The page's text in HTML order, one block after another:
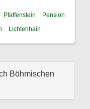
Pfaffenstein
Pension
Lichtenhain
Böhmischen